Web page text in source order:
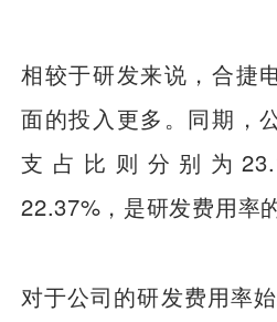
相较于研发来说，合捷
面的投入更多。同期，
支占比则分别为
22.37%，是研发费用率
对于公司的研发费用率